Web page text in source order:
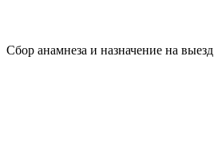
Сбор анамнеза и назначение на выезд